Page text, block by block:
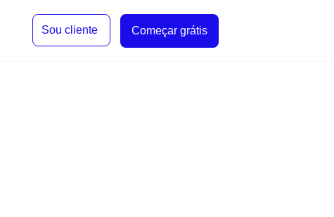
Sou cliente Começar grátis